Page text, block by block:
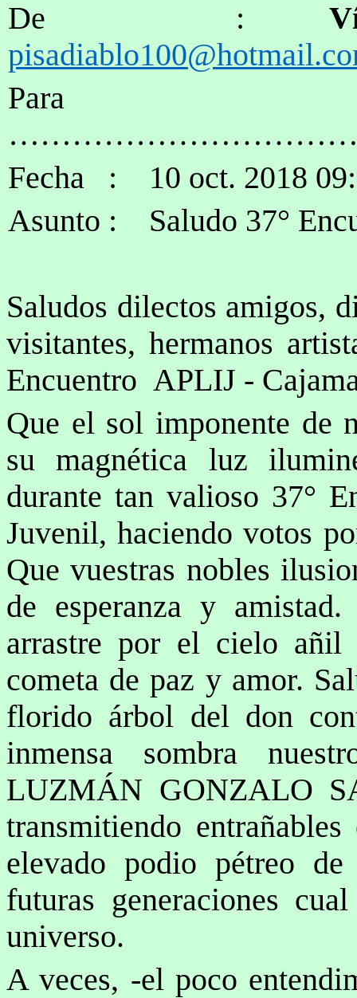
De :
Fecha : 10 oct. 2018
Asunto : Saludo 37°
Saludos dilectos amigos,
visitantes, hermanos
Encuentro APLIJ -
Que el sol imponente de
su magnética luz
durante tan valioso 37°
Juvenil, haciendo votos
Que vuestras nobles
de esperanza y
arrastre por el cielo añil
cometa de paz y amor.
florido árbol del don
inmensa sombra
LUZMÁN GONZALO
transmitiendo
elevado podio pétreo
futuras generaciones
universo.
A veces, -el poco